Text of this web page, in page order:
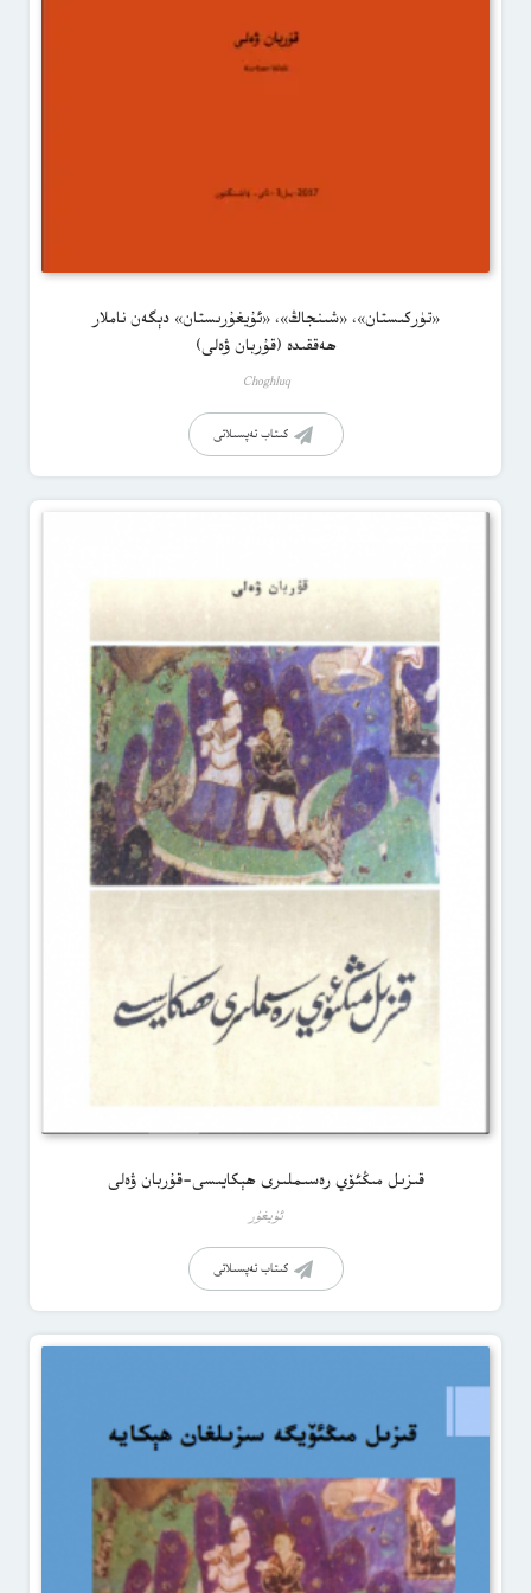
«تۈركىستان»، «شىنجاڭ»، «ئۇيغۇرىستان» دېگەن ناملار
ھەققىدە (قۇربان ۋەلى)
Choghluq
كىتاب تەپسىلاتى
قىزىل مىڭئۆي رەسىملىرى ھېكايىسى-قۇربان ۋەلى
ئۇيغۇر
كىتاب تەپسىلاتى